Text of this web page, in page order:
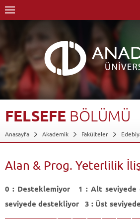
FELSEFE BÖLÜMÜ
Anasayfa Akademik Fakülteler
Alan & Prog. Yeterlilik
0 : Desteklemiyor 1 : Alt
seviyede destekliyor 3 : Üst